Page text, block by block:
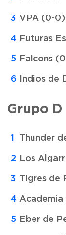
VPA (0-0)
Futuras
Falcons
Indios de
Grupo D
Thunder
Los
Tigres de
Academia
Eber de